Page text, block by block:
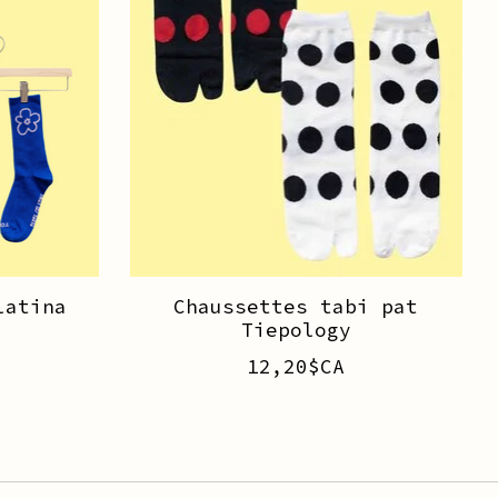
Chaussettes tabi pat
Tiepology
12,20$CA